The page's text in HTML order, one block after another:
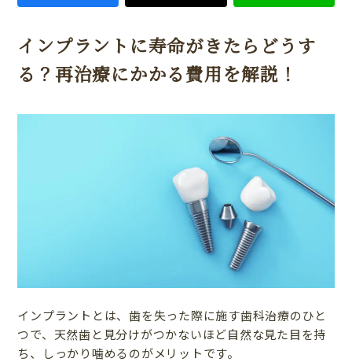
インプラントに寿命がきたらどうす
る？再治療にかかる費用を解説！
インプラントとは、歯を失った際に施す歯科治療のひと
つで、天然歯と見分けがつかないほど自然な見た目を持
ち、しっかり噛めるのがメリットです。